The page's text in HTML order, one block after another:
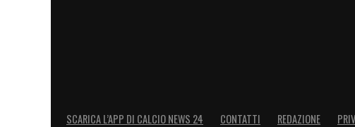
SCARICA L’APP DI CALCIO NEWS 24 CONTATTI REDAZIONE